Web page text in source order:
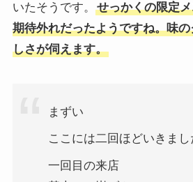
いたそうです。
せっかくの限定
期待外れだったようですね。味
しさが伺えます。
まずい
ここには二回ほどいきまし
一回目の来店